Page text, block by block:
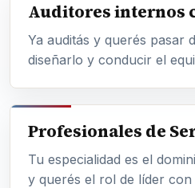
Auditores internos
Ya auditás y querés pasar
diseñarlo y conducir el
Profesionales de
Tu especialidad es el
y querés el rol de líder